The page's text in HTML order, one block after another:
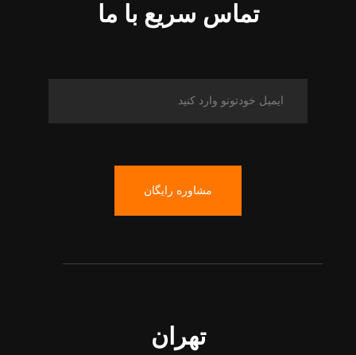
تماس سریع با ما
مشاوره رایگان
تهران